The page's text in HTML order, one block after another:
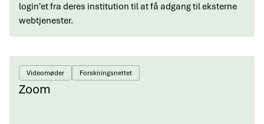
login'et fra deres institution til at få adgang til eksterne
webtjenester.
Videomøder Forskningsnettet
Zoom